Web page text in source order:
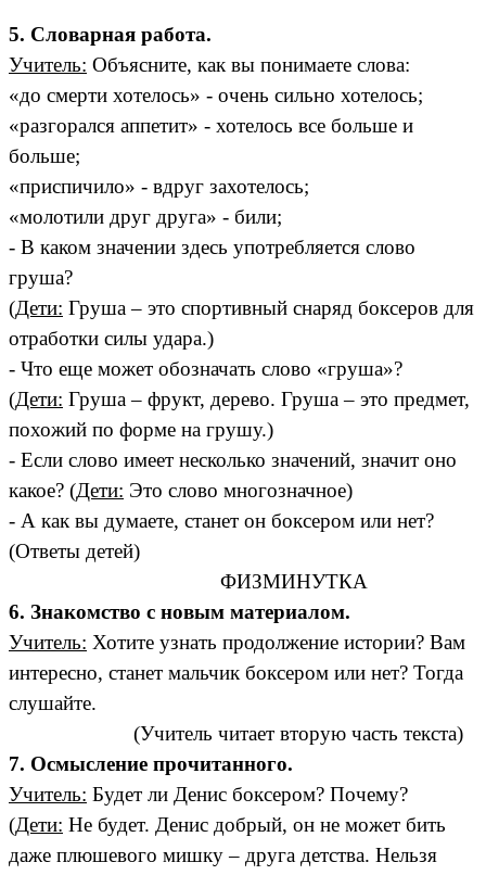
5. Словарная работа.
Учитель: Объясните, как вы понимаете слова:
«до смерти хотелось» - очень сильно хотелось;
«разгорался аппетит» - хотелось все больше и
больше;
«приспичило» - вдруг захотелось;
«молотили друг друга» - били;
- В каком значении здесь употребляется слово
груша?
(Дети: Груша – это спортивный снаряд боксеров для
отработки силы удара.)
- Что еще может обозначать слово «груша»?
(Дети: Груша – фрукт, дерево. Груша – это предмет,
похожий по форме на грушу.)
- Если слово имеет несколько значений, значит оно
какое? (Дети: Это слово многозначное)
- А как вы думаете, станет он боксером или нет?
(Ответы детей)
ФИЗМИНУТКА
6. Знакомство с новым материалом.
Учитель: Хотите узнать продолжение истории? Вам
интересно, станет мальчик боксером или нет? Тогда
слушайте.
(Учитель читает вторую часть текста)
7. Осмысление прочитанного.
Учитель: Будет ли Денис боксером? Почему?
(Дети: Не будет. Денис добрый, он не может бить
даже плюшевого мишку – друга детства. Нельзя